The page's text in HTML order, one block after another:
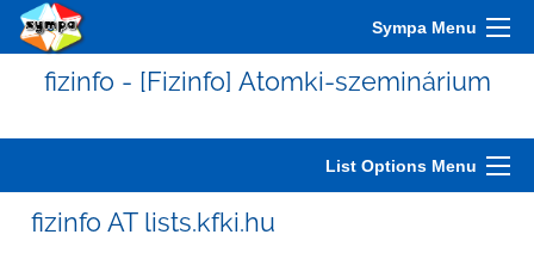
Sympa Menu
fizinfo - [Fizinfo] Atomki-szeminárium
List Options Menu
fizinfo AT lists.kfki.hu